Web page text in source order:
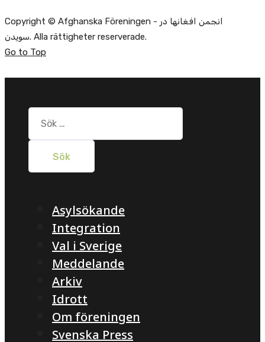
Copyright © Afghanska Föreningen - انجمن افغانها در
سویدن. Alla rättigheter reserverade.
Go to Top
Sök
efter:
Asylsökande
Integration
Val i Sverige
Meddelande
Arkiv
Idrott
Om föreningen
Svenska Press